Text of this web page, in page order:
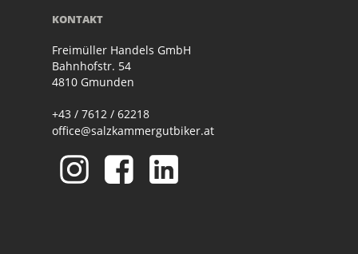
KONTAKT
Freimüller Handels GmbH
Bahnhofstr. 54
4810 Gmunden
+43 / 7612 / 62218
office@salzkammergutbiker.at